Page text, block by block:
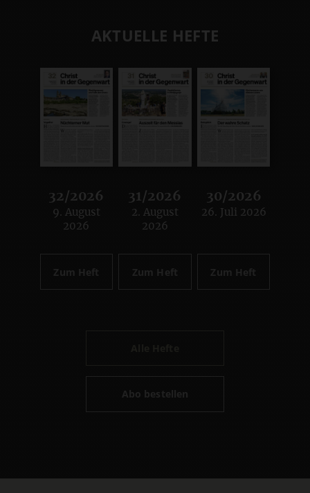
AKTUELLE HEFTE
32/2026
:
9. August
2026
Zum Heft
31/2026
:
2. August
2026
Zum Heft
30/2026
:
26. Juli 2026
Zum Heft
Abo bestellen